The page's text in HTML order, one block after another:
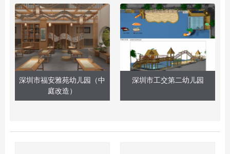
深圳市福安雅苑幼儿园（中
庭改造）
深圳市工交第二幼儿园